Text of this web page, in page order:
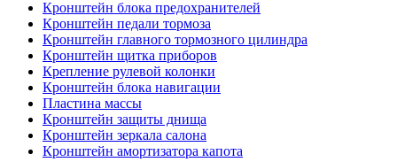
Кронштейн блока предохранителей
Кронштейн педали тормоза
Кронштейн главного тормозного цилиндра
Кронштейн щитка приборов
Крепление рулевой колонки
Кронштейн блока навигации
Пластина массы
Кронштейн защиты днища
Кронштейн зеркала салона
Кронштейн амортизатора капота